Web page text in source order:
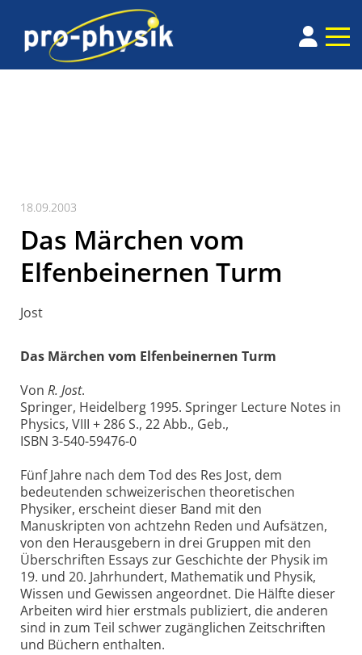
18.09.2003
Das Märchen vom
Elfenbeinernen Turm
Jost
Das Märchen vom Elfenbeinernen Turm
Von R. Jost.
Springer, Heidelberg 1995. Springer Lecture Notes in
Physics, VIII + 286 S., 22 Abb., Geb.,
ISBN 3-540-59476-0
Fünf Jahre nach dem Tod des Res Jost, dem
bedeutenden schweizerischen theoretischen
Physiker, erscheint dieser Band mit den
Manuskripten von achtzehn Reden und Aufsätzen,
von den Herausgebern in drei Gruppen mit den
Überschriften Essays zur Geschichte der Physik im
19. und 20. Jahrhundert, Mathematik und Physik,
Wissen und Gewissen angeordnet. Die Hälfte dieser
Arbeiten wird hier erstmals publiziert, die anderen
sind in zum Teil schwer zugänglichen Zeitschriften
und Büchern enthalten.